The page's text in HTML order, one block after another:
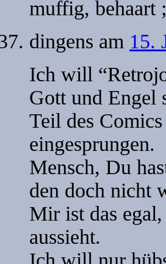
muffig, behaart
dingens am 15.
Ich will
Gott und Engel
Teil des
eingesprungen.
Mensch, Du
den doch nicht
Mir ist das
aussieht.